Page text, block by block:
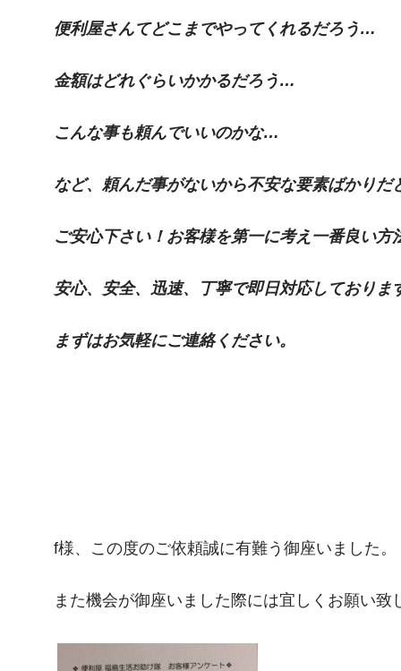
便利屋さんてどこまでやってくれるだろう…
金額はどれぐらいかかるだろう…
こんな事も頼んでいいのかな…
など、頼んだ事がないから不安な要素ばかりだ
ご安心下さい！お客様を第一に考え一番良い方
安心、安全、迅速、丁寧で即日対応しておりま
まずはお気軽にご連絡ください。
f様、この度のご依頼誠に有難う御座いました。
また機会が御座いました際には宜しくお願い致